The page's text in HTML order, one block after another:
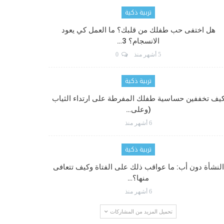
تربية ذكية
هل اختفى حب طفلك من قلبك؟ ما العمل كي يعود
الانسجام؟ 3…
5 أشهر منذ
تربية ذكية
تخففين حساسية طفلك المفرطة على ارتداء الثياب
(وعلى…
6 أشهر منذ
تربية ذكية
النشأة دون أب: ما عواقب ذلك على الفتاة وكيف تتعافى
منها؟…
6 أشهر منذ
تحميل المزيد من المشاركات